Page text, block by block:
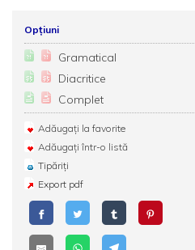
Opțiuni
Gramatical
Diacritice
Complet
Adăugați la favorite
Adăugați într-o listă
Tipăriți
Export pdf